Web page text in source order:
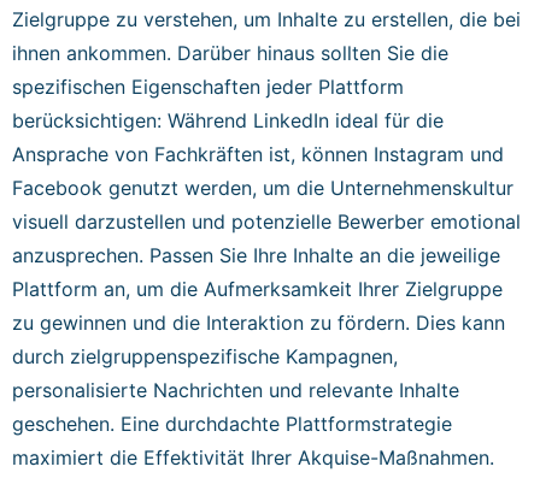
Zielgruppe zu verstehen, um Inhalte zu erstellen, die bei
ihnen ankommen. Darüber hinaus sollten Sie die
spezifischen Eigenschaften jeder Plattform
berücksichtigen: Während LinkedIn ideal für die
Ansprache von Fachkräften ist, können Instagram und
Facebook genutzt werden, um die Unternehmenskultur
visuell darzustellen und potenzielle Bewerber emotional
anzusprechen. Passen Sie Ihre Inhalte an die jeweilige
Plattform an, um die Aufmerksamkeit Ihrer Zielgruppe
zu gewinnen und die Interaktion zu fördern. Dies kann
durch zielgruppenspezifische Kampagnen,
personalisierte Nachrichten und relevante Inhalte
geschehen. Eine durchdachte Plattformstrategie
maximiert die Effektivität Ihrer Akquise-Maßnahmen.